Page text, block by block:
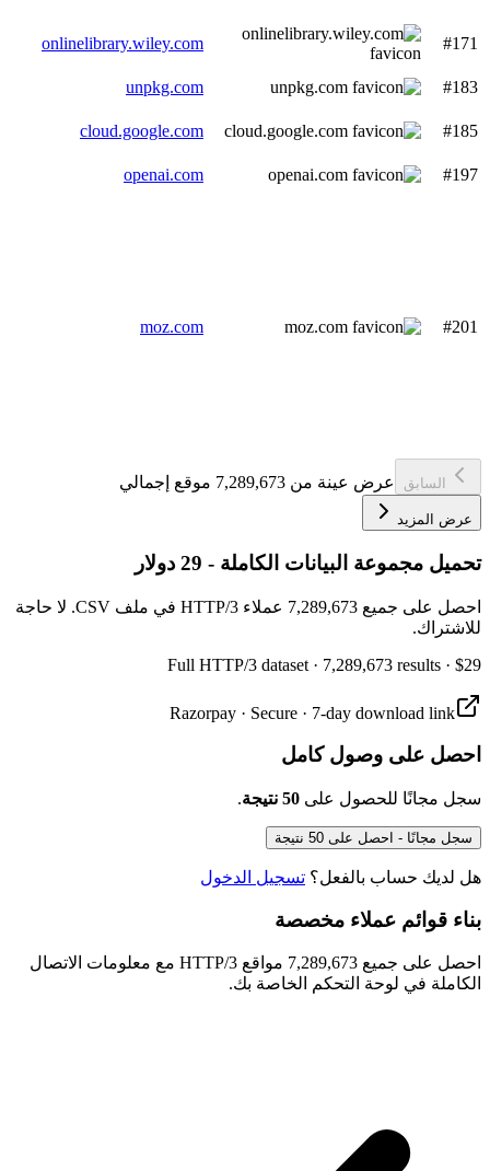
#171
onlinelibrary.wiley.com
#183
unpkg.com
#185
cloud.google.com
#197
openai.com
#201
moz.com
السابق عرض عينة من 7,289,673 موقع إجمالي
عرض المزيد
تحميل مجموعة البيانات الكاملة - 29 دولار
احصل على جميع 7,289,673 عملاء HTTP/3 في ملف CSV. لا حاجة
للاشتراك.
Full HTTP/3 dataset · 7,289,673 results · $29
Razorpay · Secure · 7-day download link
احصل على وصول كامل
سجل مجانًا للحصول على 50 نتيجة .
سجل مجانًا - احصل على 50 نتيجة
هل لديك حساب بالفعل؟ تسجيل الدخول
بناء قوائم عملاء مخصصة
احصل على جميع 7,289,673 مواقع HTTP/3 مع معلومات الاتصال
الكاملة في لوحة التحكم الخاصة بك.